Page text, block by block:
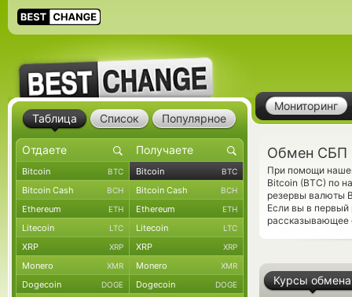
Мониторинг
Обмен СБП
При помощи
Bitcoin (BTC) по
резервы валюты
Если вы в первый
рассказывающее
Курсы обмена
Таблица Список Популярное
Bitcoin BTC Bitcoin BTC
Bitcoin Cash BCH Bitcoin Cash BCH
Ethereum ETH Ethereum ETH
Litecoin LTC Litecoin LTC
XRP XRP XRP XRP
Monero XMR Monero XMR
Dogecoin DOGE Dogecoin DOGE